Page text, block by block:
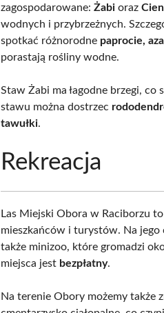
zagospodarowane:Żabi oraz
wodnych i przybrzeżnych.
spotkać różnorodne paprocie,
porastają rośliny wodne.
Staw Żabi ma łagodne brzegi,
stawu można dostrzec
tawułki.
Rekreacja
Las Miejski Obora w Raciborzu
mieszkańców i turystów. Na jego
także minizoo, które gromadzi
miejsca jest bezpłatny.
Na terenie Obory możemy także